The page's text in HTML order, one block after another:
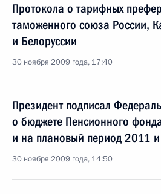
Протокола о тарифных
таможенного союза России,
и Белоруссии
30 ноября 2009 года, 17:40
Президент подписал
о бюджете Пенсионного
и на плановый период 2011
30 ноября 2009 года, 14:50